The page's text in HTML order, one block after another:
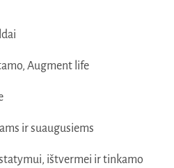
Augment life
ir suaugusiems
ištvermei ir tinkamo